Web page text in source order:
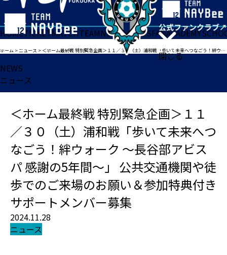
閉じる
HOMETICKETMATCHTEAMNEWSGOODSFANACADEMY
ホーム >ニュース > ＜ホーム最終戦 特別緊急企画＞１１／３０（土）浦和戦「歩いて未来へつなごう！絆ウォーク ～長谷部アビスパ 感謝の5年間～」 公共交通機関や徒歩でのご来場のお願い＆参加特典付きサポートメンバー募集
NEWS
ニュース
＜ホーム最終戦 特別緊急企画＞１１
／３０（土）浦和戦「歩いて未来へつ
なごう！絆ウォーク ～長谷部アビス
パ 感謝の5年間～」 公共交通機関や徒
歩でのご来場のお願い＆参加特典付き
サポートメンバー募集
2024.11.28
ニュース